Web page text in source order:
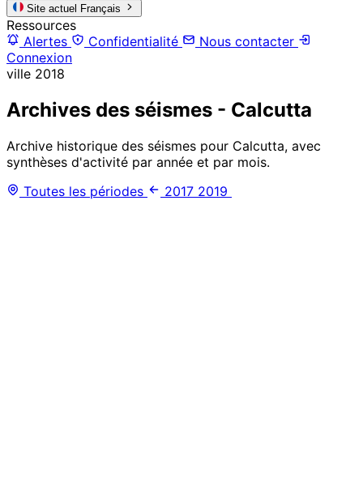
Site actuel Français
Ressources
Alertes
Confidentialité
Nous contacter
Connexion
ville 2018
Archives des séismes - Calcutta
Archive historique des séismes pour Calcutta, avec
synthèses d'activité par année et par mois.
Toutes les périodes
2017 2019